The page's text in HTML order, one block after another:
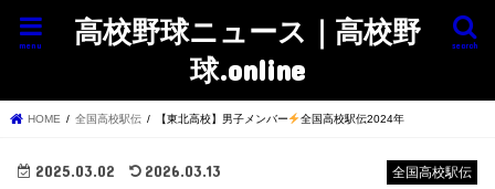
高校野球ニュース｜高校野
球.online
search
menu
HOME 全国高校駅伝 【東北高校】男子メンバー 全国高校駅伝2024年
全国高校駅伝
2025.03.02 2026.03.13